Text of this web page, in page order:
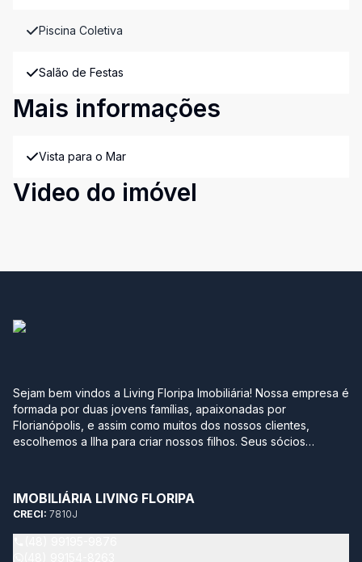
Piscina Coletiva
Salão de Festas
Mais informações
Vista para o Mar
Video do imóvel
Sejam bem vindos a Living Floripa Imobiliária! Nossa empresa é
formada por duas jovens famílias, apaixonadas por
Florianópolis, e assim como muitos dos nossos clientes,
escolhemos a Ilha para criar nossos filhos. Seus sócios
grandes construtoras, imobiliárias e multinacionais, optaram
por empreender com leveza, agilidade, transparência e
segurança neste momento tão importante na vida de qualquer
pessoa. Sabemos quantos detalhes e incertezas envolvem
IMOBILIÁRIA LIVING FLORIPA
CRECI: 7810J